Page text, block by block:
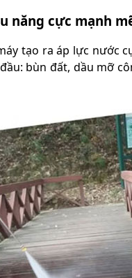
năng cực mạnh
tạo ra áp lực nước
bùn đất, dầu mỡ